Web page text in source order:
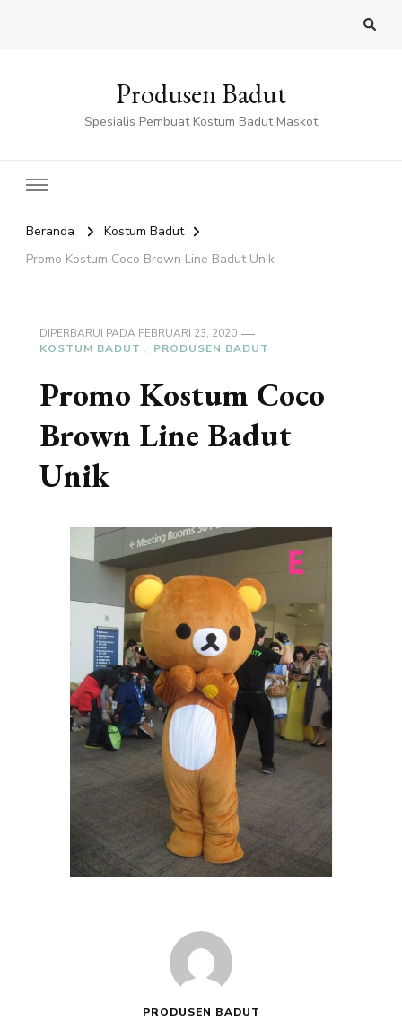
Produsen Badut
Spesialis Pembuat Kostum Badut Maskot
Beranda
Kostum Badut
Promo Kostum Coco Brown Line Badut Unik
DIPERBARUI PADA FEBRUARI 23, 2020
KOSTUM BADUT
PRODUSEN BADUT
Promo Kostum Coco
Brown Line Badut
Unik
PRODUSEN BADUT